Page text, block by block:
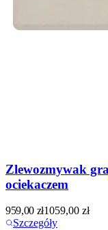
Zlewozmywak
ociekaczem
959,00 zł1059,00 zł
Szczegóły